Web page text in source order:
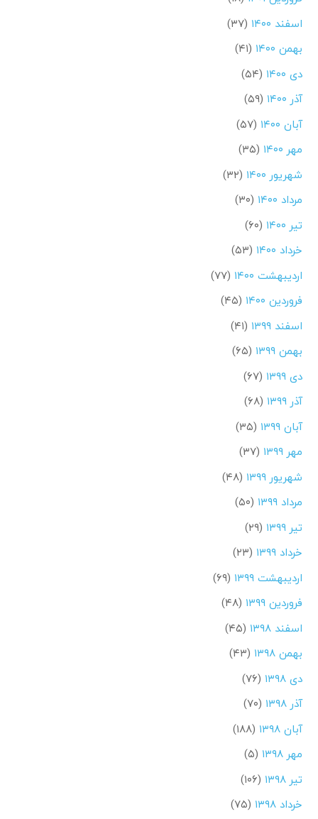
اسفند ۱۴۰۰
(۳۷)
بهمن ۱۴۰۰
(۴۱)
دی ۱۴۰۰
(۵۴)
آذر ۱۴۰۰
(۵۹)
آبان ۱۴۰۰
(۵۷)
مهر ۱۴۰۰
(۳۵)
شهریور ۱۴۰۰
(۳۲)
مرداد ۱۴۰۰
(۳۰)
تیر ۱۴۰۰
(۶۰)
خرداد ۱۴۰۰
(۵۳)
اردیبهشت ۱۴۰۰
(۷۷)
فروردین ۱۴۰۰
(۴۵)
اسفند ۱۳۹۹
(۴۱)
بهمن ۱۳۹۹
(۶۵)
دی ۱۳۹۹
(۶۷)
آذر ۱۳۹۹
(۶۸)
آبان ۱۳۹۹
(۳۵)
مهر ۱۳۹۹
(۳۷)
شهریور ۱۳۹۹
(۴۸)
مرداد ۱۳۹۹
(۵۰)
تیر ۱۳۹۹
(۲۹)
خرداد ۱۳۹۹
(۲۳)
اردیبهشت ۱۳۹۹
(۶۹)
فروردین ۱۳۹۹
(۴۸)
اسفند ۱۳۹۸
(۴۵)
بهمن ۱۳۹۸
(۴۳)
دی ۱۳۹۸
(۷۶)
آذر ۱۳۹۸
(۷۰)
آبان ۱۳۹۸
(۱۸۸)
مهر ۱۳۹۸
(۵)
تیر ۱۳۹۸
(۱۰۶)
خرداد ۱۳۹۸
(۷۵)